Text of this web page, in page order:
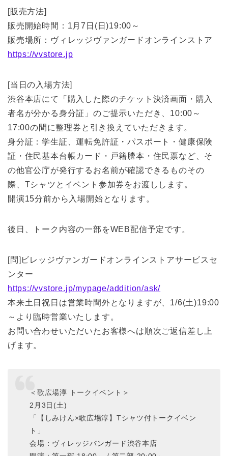
[販売方法]
販売開始時間：1月7日(日)19:00～
販売場所：ヴィレッジヴァンガードオンラインストア
https://vvstore.jp
[当日の入場方法]
渋谷本店にて「購入した際のチケット決済画面・購入
者名が分かる身分証」のご提示いただき、10:00～
17:00の間に整理券と引き換えていただきます。
身分証：学生証、運転免許証・パスポート・健康保険
証・住民基本台帳カード・戸籍謄本・住民票など、そ
の他官公庁が発行するお名前が確認できるものその
際、Tシャツとイベント参加券をお渡しします。
開演15分前から入場開始となります。
後日、トーク内容の一部をWEB配信予定です。
[問]ビレッジヴァンガードオンラインストアサービスセ
ンター
https://vvstore.jp/mypage/addition/ask/
本来土日祝日は営業時間外となりますが、1/6(土)19:00
～より臨時営業いたします。
お問い合わせいただいたお客様へは順次ご返信差し上
げます。
＜歌広場淳 トークイベント＞
2月3日(土)
「【しみけん×歌広場淳】Tシャツ付トークイベン
ト」
会場：ヴィレッジバンガード渋谷本店